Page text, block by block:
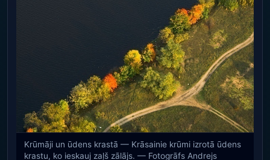
Krūmāji un ūdens krastā — Krāsainie krūmi izrotā ūdens
krastu, ko ieskauj zaļš zālājs. — Fotogrāfs Andrejs